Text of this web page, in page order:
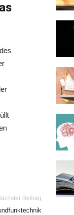
Beitrag